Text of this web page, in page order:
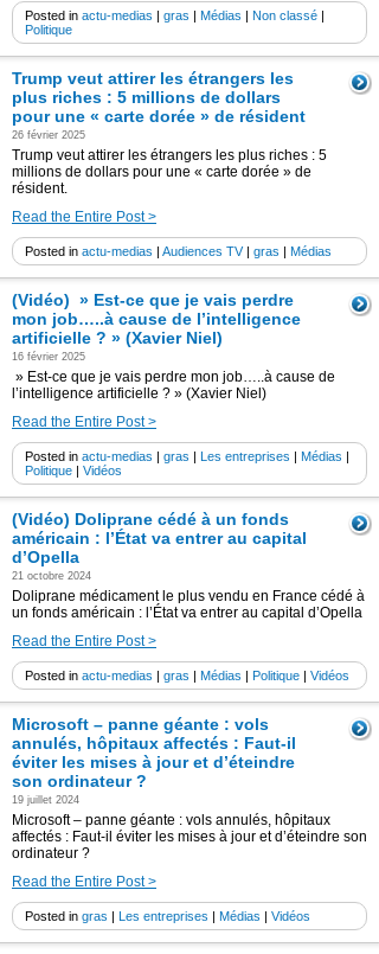
Posted in actu-medias | gras | Médias | Non classé |
Politique
Trump veut attirer les étrangers les
plus riches : 5 millions de dollars
pour une « carte dorée » de résident
26 février 2025
Trump veut attirer les étrangers les plus riches : 5
millions de dollars pour une « carte dorée » de
résident.
Read the Entire Post >
Posted in actu-medias | Audiences TV| gras | Médias
(Vidéo) » Est-ce que je vais perdre
mon job…..à cause de l’intelligence
artificielle ? » (Xavier Niel)
16 février 2025
» Est-ce que je vais perdre mon job…..à cause de
l’intelligence artificielle ? » (Xavier Niel)
Read the Entire Post >
Posted in actu-medias | gras | Les entreprises | Médias |
Politique | Vidéos
(Vidéo) Doliprane cédé à un fonds
américain : l’État va entrer au capital
d’Opella
21 octobre 2024
Doliprane médicament le plus vendu en France cédé à
un fonds américain : l’État va entrer au capital d’Opella
Read the Entire Post >
Posted in actu-medias | gras | Médias | Politique | Vidéos
Microsoft – panne géante : vols
annulés, hôpitaux affectés : Faut-il
éviter les mises à jour et d’éteindre
son ordinateur ?
19 juillet 2024
Microsoft – panne géante : vols annulés, hôpitaux
affectés : Faut-il éviter les mises à jour et d’éteindre son
ordinateur ?
Read the Entire Post >
Posted in gras | Les entreprises | Médias | Vidéos